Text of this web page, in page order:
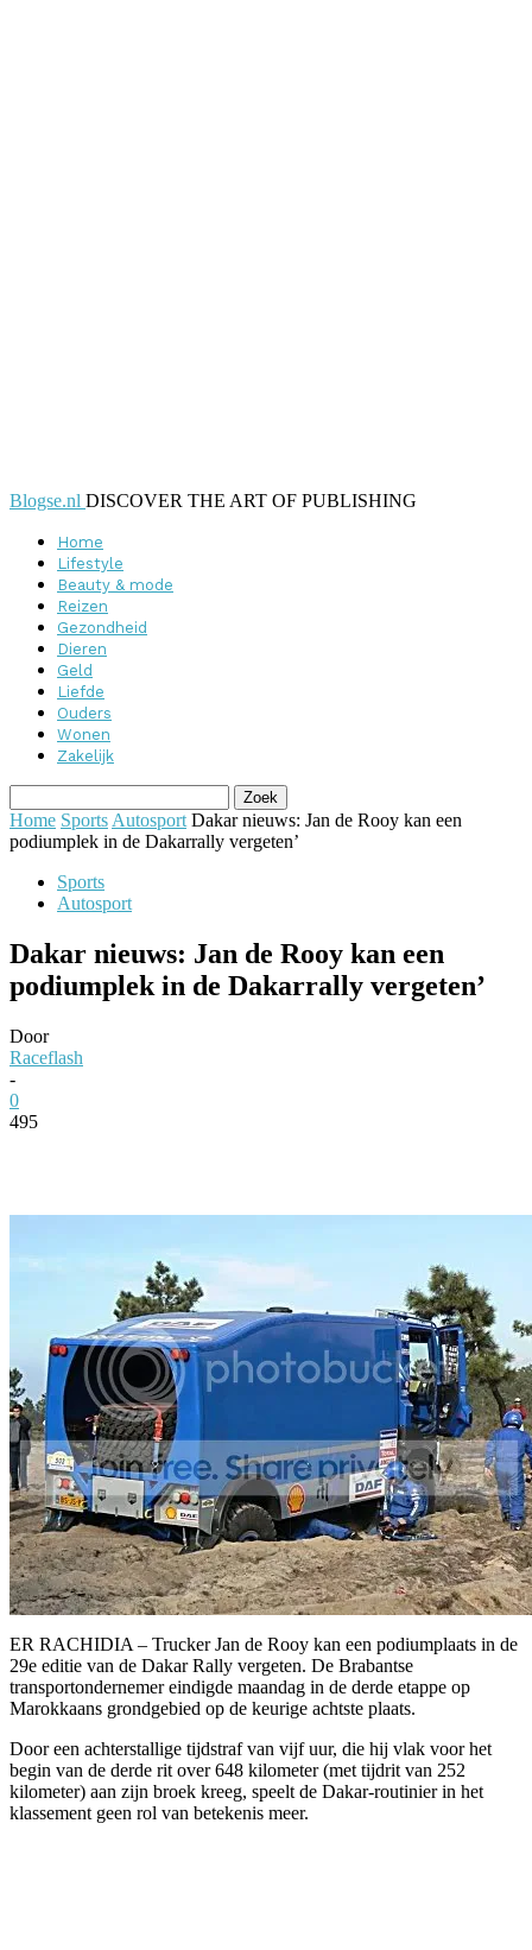
Blogse.nl DISCOVER THE ART OF PUBLISHING
Home
Lifestyle
Beauty & mode
Reizen
Gezondheid
Dieren
Geld
Liefde
Ouders
Wonen
Zakelijk
Home Sports Autosport Dakar nieuws: Jan de Rooy kan een
podiumplek in de Dakarrally vergeten’
Sports
Autosport
Dakar nieuws: Jan de Rooy kan een
podiumplek in de Dakarrally vergeten’
Door
Raceflash
-
0
495
ER RACHIDIA – Trucker Jan de Rooy kan een podiumplaats in de
29e editie van de Dakar Rally vergeten. De Brabantse
transportondernemer eindigde maandag in de derde etappe op
Marokkaans grondgebied op de keurige achtste plaats.
Door een achterstallige tijdstraf van vijf uur, die hij vlak voor het
begin van de derde rit over 648 kilometer (met tijdrit van 252
kilometer) aan zijn broek kreeg, speelt de Dakar-routinier in het
klassement geen rol van betekenis meer.